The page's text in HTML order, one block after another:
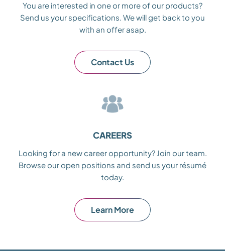
You are interested in one or more of our products?
Send us your specifications. We will get back to you
with an offer asap.
Contact Us
CAREERS
Looking for a new career opportunity? Join our team.
Browse our open positions and send us your résumé
today.
Learn More